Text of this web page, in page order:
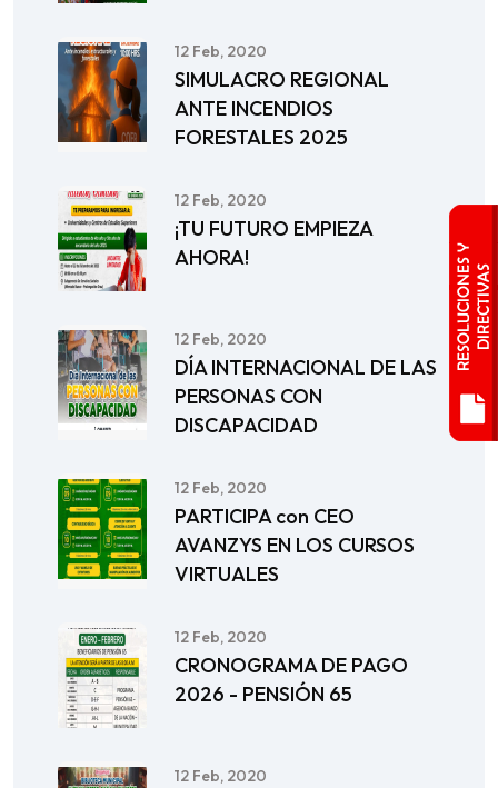
12 Feb, 2020
SIMULACRO REGIONAL
ANTE INCENDIOS
FORESTALES 2025
12 Feb, 2020
¡TU FUTURO EMPIEZA
AHORA!
12 Feb, 2020
DÍA INTERNACIONAL DE LAS
PERSONAS CON
DISCAPACIDAD
12 Feb, 2020
PARTICIPA con CEO
AVANZYS EN LOS CURSOS
VIRTUALES
12 Feb, 2020
CRONOGRAMA DE PAGO
2026 - PENSIÓN 65
12 Feb, 2020